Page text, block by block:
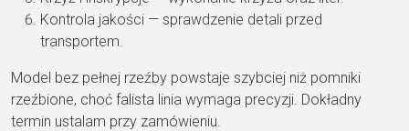
Kontrola jakości — sprawdzenie detali przed
transportem.
Model bez pełnej rzeźby powstaje szybciej niż pomniki
rzeźbione, choć falista linia wymaga precyzji. Dokładny
termin ustalam przy zamówieniu.